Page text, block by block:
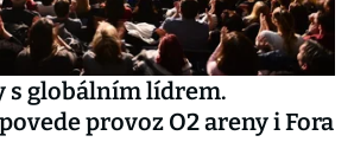
s globálním lídrem.
provoz O2 areny i Fora